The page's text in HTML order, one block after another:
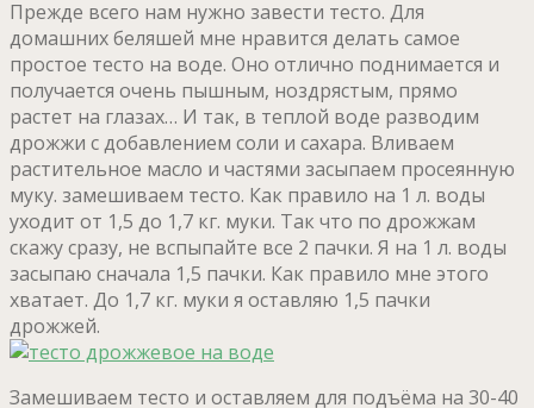
Прежде всего нам нужно завести тесто. Для
домашних беляшей мне нравится делать самое
простое тесто на воде. Оно отлично поднимается и
получается очень пышным, ноздрястым, прямо
растет на глазах… И так, в теплой воде разводим
дрожжи с добавлением соли и сахара. Вливаем
растительное масло и частями засыпаем просеянную
муку. замешиваем тесто. Как правило на 1 л. воды
уходит от 1,5 до 1,7 кг. муки. Так что по дрожжам
скажу сразу, не вспыпайте все 2 пачки. Я на 1 л. воды
засыпаю сначала 1,5 пачки. Как правило мне этого
хватает. До 1,7 кг. муки я оставляю 1,5 пачки
дрожжей.
Замешиваем тесто и оставляем для подъёма на 30-40